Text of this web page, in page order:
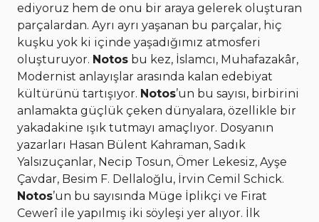
ediyoruz hem de onu bir araya gelerek oluşturan
parçalardan. Ayrı ayrı yaşanan bu parçalar, hiç
kuşku yok ki içinde yaşadığımız atmosferi
oluşturuyor. Notos bu kez, İslamcı, Muhafazakâr,
Modernist anlayışlar arasında kalan edebiyat
kültürünü tartışıyor. Notos’un bu sayısı, birbirini
anlamakta güçlük çeken dünyalara, özellikle bir
yakadakine ışık tutmayı amaçlıyor. Dosyanın
yazarları Hasan Bülent Kahraman, Sadık
Yalsızuçanlar, Necip Tosun, Ömer Lekesiz, Ayşe
Çavdar, Besim F. Dellaloğlu, İrvin Cemil Schick.
Notos’un bu sayısında Müge İplikçi ve Firat
Cewerî ile yapılmış iki söyleşi yer alıyor. İlk